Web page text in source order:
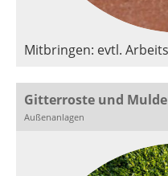
Mitbringen: evtl.
Gitterroste und
Außenanlagen